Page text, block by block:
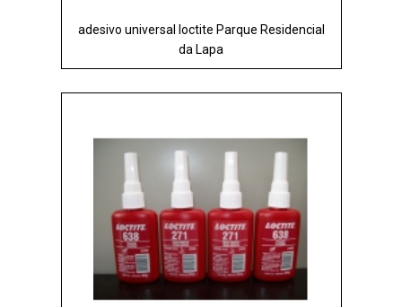
adesivo universal loctite Parque Residencial
da Lapa